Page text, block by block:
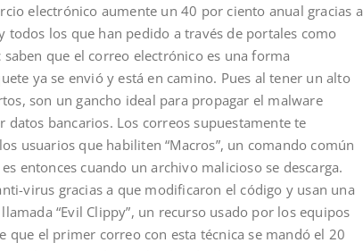
electrónico aumente un 40 por ciento anual gracias a
todos los que han pedido a través de portales como
que el correo electrónico es una forma
ya se envió y está en camino. Pues al tener un alto
son un gancho ideal para propagar el malware
bancarios. Los correos supuestamente te
usuarios que habiliten “Macros”, un comando común
entonces cuando un archivo malicioso se descarga.
virus gracias a que modificaron el código y usan una
“Evil Clippy”, un recurso usado por los equipos
que el primer correo con esta técnica se mandó el 20